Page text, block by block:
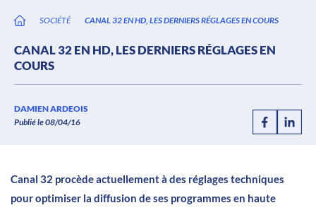
SOCIÉTÉ CANAL 32 EN HD, LES DERNIERS RÉGLAGES EN COURS
CANAL 32 EN HD, LES DERNIERS RÉGLAGES EN
COURS
DAMIEN ARDEOIS
Publié le 08/04/16
0:05 / 0:12
Canal 32 procède actuellement à des réglages techniques
pour optimiser la diffusion de ses programmes en haute